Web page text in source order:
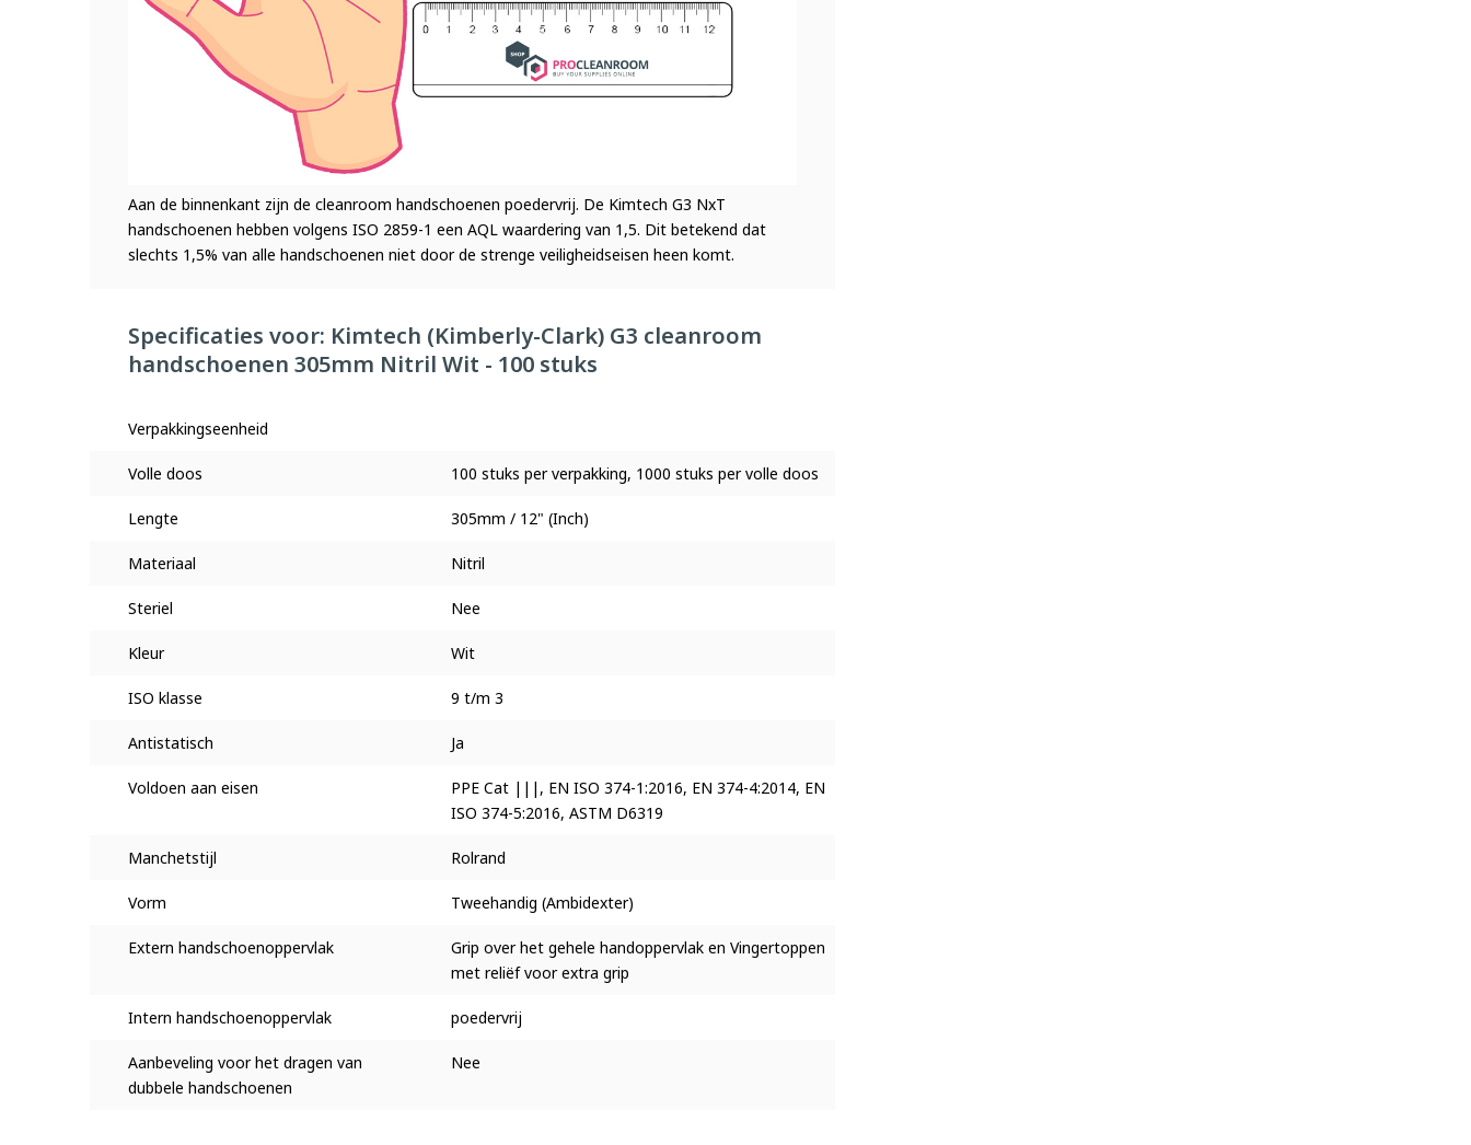
Aan de binnenkant zijn de cleanroom handschoenen poedervrij. De Kimtech G3 NxT
handschoenen hebben volgens ISO 2859-1 een AQL waardering van 1,5. Dit betekend dat
slechts 1,5% van alle handschoenen niet door de strenge veiligheidseisen heen komt.
Specificaties voor: Kimtech (Kimberly-Clark) G3 cleanroom
handschoenen 305mm Nitril Wit - 100 stuks
Verpakkingseenheid
Volle doos 100 stuks per verpakking, 1000 stuks per volle doos
Lengte 305mm / 12" (Inch)
Materiaal Nitril
Steriel Nee
Kleur Wit
ISO klasse 9 t/m 3
Antistatisch Ja
Voldoen aan eisen
PPE Cat |||, EN ISO 374-1:2016, EN 374-4:2014, EN
ISO 374-5:2016, ASTM D6319
Manchetstijl Rolrand
Vorm Tweehandig (Ambidexter)
Extern handschoenoppervlak
Grip over het gehele handoppervlak en Vingertoppen
met reliëf voor extra grip
Intern handschoenoppervlak poedervrij
Aanbeveling voor het dragen van
dubbele handschoenen
Nee